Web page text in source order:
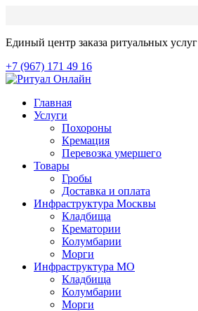
Единый центр заказа ритуальных услуг
+7 (967) 171 49 16
Главная
Услуги
Похороны
Кремация
Перевозка умершего
Товары
Гробы
Доставка и оплата
Инфраструктура Москвы
Кладбища
Крематории
Колумбарии
Морги
Инфраструктура МО
Кладбища
Колумбарии
Морги